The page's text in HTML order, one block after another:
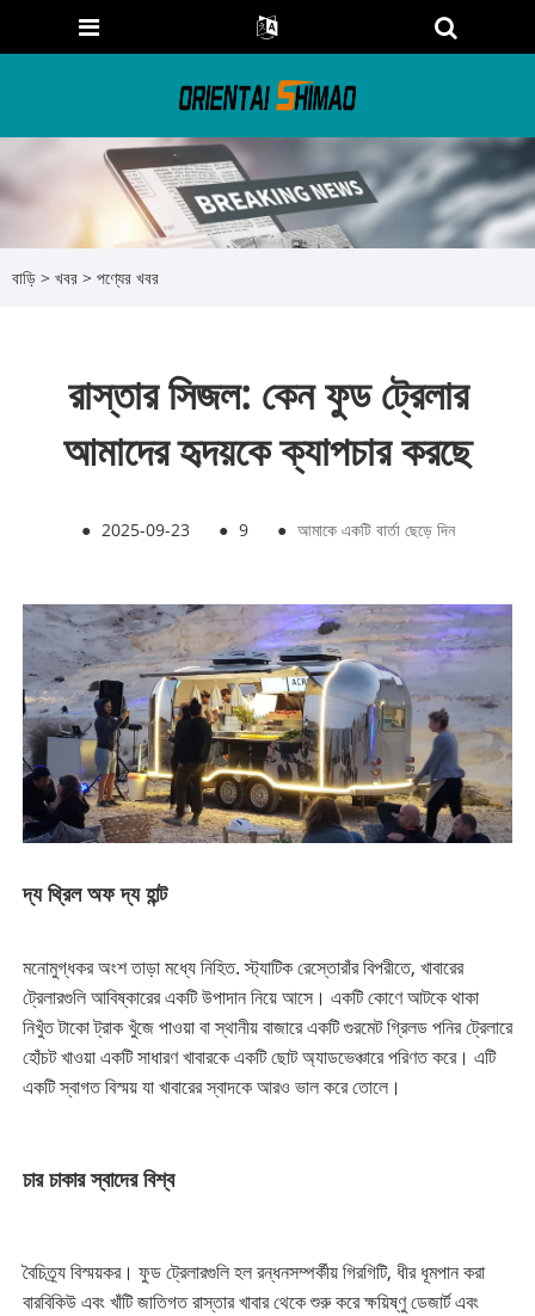
বাড়ি > খবর > পণ্যের খবর
রাস্তার সিজল: কেন ফুড ট্রেলার
আমাদের হৃদয়কে ক্যাপচার করছে
● 2025-09-23 ● 9 ● আমাকে একটি বার্তা ছেড়ে দিন
দ্য থ্রিল অফ দ্য হান্ট
মনোমুগ্ধকর অংশ তাড়া মধ্যে নিহিত. স্ট্যাটিক রেস্তোরাঁর বিপরীতে, খাবারের
ট্রেলারগুলি আবিষ্কারের একটি উপাদান নিয়ে আসে। একটি কোণে আটকে থাকা
নিখুঁত টাকো ট্রাক খুঁজে পাওয়া বা স্থানীয় বাজারে একটি গুরমেট গ্রিলড পনির ট্রেলারে
হোঁচট খাওয়া একটি সাধারণ খাবারকে একটি ছোট অ্যাডভেঞ্চারে পরিণত করে। এটি
একটি স্বাগত বিস্ময় যা খাবারের স্বাদকে আরও ভাল করে তোলে।
চার চাকার স্বাদের বিশ্ব
বৈচিত্র্য বিস্ময়কর। ফুড ট্রেলারগুলি হল রন্ধনসম্পর্কীয় গিরগিটি, ধীর ধূমপান করা
বারবিকিউ এবং খাঁটি জাতিগত রাস্তার খাবার থেকে শুরু করে ক্ষয়িষ্ণু ডেজার্ট এবং